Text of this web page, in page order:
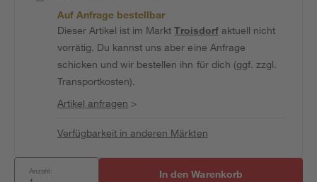
Auf Anfrage bestellbar
Dieser Artikel ist im MarktTroisdorfaktuell nicht
vorrätig. Du kannst uns aber eine Anfrage
schicken und wir bestellen ihn für dich (ggf. zzgl.
Transportkosten).
Artikel anfragen >
Verfügbarkeit in anderen Märkten
Anzahl: In den Warenkorb